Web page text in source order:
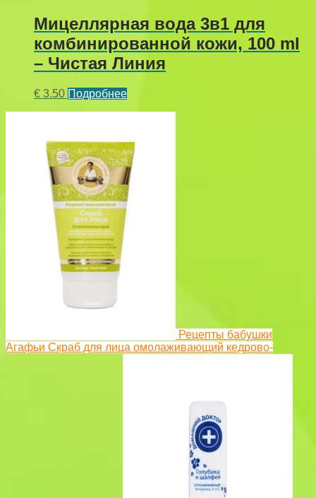
Мицеллярная вода 3в1 для
комбинированной кожи, 100 ml
– Чистая Линия
€ 3.50 Подробнее
Рецепты бабушки
Агафьи Скраб для лица омолаживающий кедрово-